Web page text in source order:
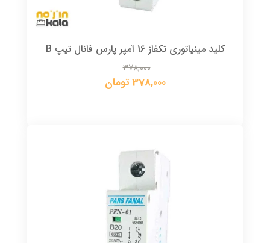
کلید مینیاتوری تکفاز 16 آمپر پارس فانال تیپ B
378,000
378,000 تومان